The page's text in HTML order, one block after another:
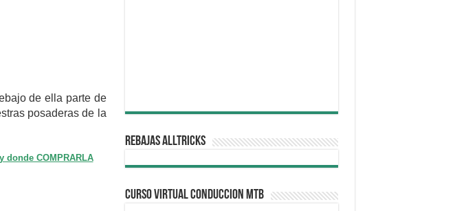
de ella parte de
posaderas de la
donde COMPRARLA
REBAJAS ALLTRICKS
CURSO VIRTUAL CONDUCCION MTB